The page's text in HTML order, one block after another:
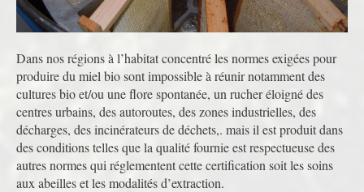
Dans nos régions à l’habitat concentré les normes exigées pour
produire du miel bio sont impossible à réunir notamment des
cultures bio et/ou une flore spontanée, un rucher éloigné des
centres urbains, des autoroutes, des zones industrielles, des
décharges, des incinérateurs de déchets,. mais il est produit dans
des conditions telles que la qualité fournie est respectueuse des
autres normes qui réglementent cette certification soit les soins
aux abeilles et les modalités d’extraction.